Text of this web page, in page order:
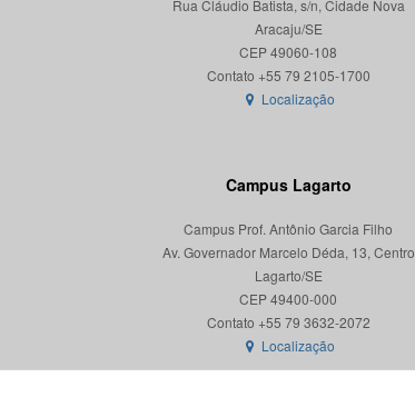
Rua Cláudio Batista, s/n, Cidade Nova
Aracaju/SE
CEP 49060-108
Localização
Campus Lagarto
Campus Prof. Antônio Garcia Filho
Av. Governador Marcelo Déda, 13, Centro
Lagarto/SE
CEP 49400-000
Localização